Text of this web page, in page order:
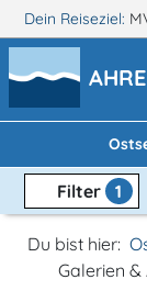
Dein Reiseziel:
Filter 1
Du bist hier:
Galerien